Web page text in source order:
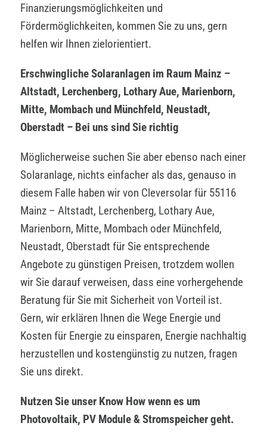
Finanzierungsmöglichkeiten und
Fördermöglichkeiten, kommen Sie zu uns, gern
helfen wir Ihnen zielorientiert.
Erschwingliche Solaranlagen im Raum Mainz –
Altstadt, Lerchenberg, Lothary Aue, Marienborn,
Mitte, Mombach und Münchfeld, Neustadt,
Oberstadt – Bei uns sind Sie richtig
Möglicherweise suchen Sie aber ebenso nach einer
Solaranlage, nichts einfacher als das, genauso in
diesem Falle haben wir von Cleversolar für 55116
Mainz – Altstadt, Lerchenberg, Lothary Aue,
Marienborn, Mitte, Mombach oder Münchfeld,
Neustadt, Oberstadt für Sie entsprechende
Angebote zu günstigen Preisen, trotzdem wollen
wir Sie darauf verweisen, dass eine vorhergehende
Beratung für Sie mit Sicherheit von Vorteil ist.
Gern, wir erklären Ihnen die Wege Energie und
Kosten für Energie zu einsparen, Energie nachhaltig
herzustellen und kostengünstig zu nutzen, fragen
Sie uns direkt.
Nutzen Sie unser Know How wenn es um
Photovoltaik, PV Module & Stromspeicher geht.